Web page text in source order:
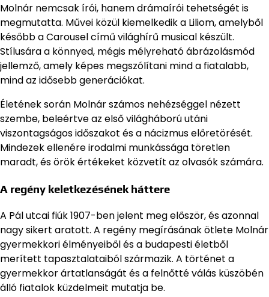
Molnár nemcsak írói, hanem drámaírói tehetségét is
megmutatta. Művei közül kiemelkedik a Liliom, amelyből
később a Carousel című világhírű musical készült.
Stílusára a könnyed, mégis mélyreható ábrázolásmód
jellemző, amely képes megszólítani mind a fiatalabb,
mind az idősebb generációkat.
Életének során Molnár számos nehézséggel nézett
szembe, beleértve az első világháború utáni
viszontagságos időszakot és a nácizmus előretörését.
Mindezek ellenére irodalmi munkássága töretlen
maradt, és örök értékeket közvetít az olvasók számára.
A regény keletkezésének háttere
A Pál utcai fiúk 1907-ben jelent meg először, és azonnal
nagy sikert aratott. A regény megírásának ötlete Molnár
gyermekkori élményeiből és a budapesti életből
merített tapasztalataiból származik. A történet a
gyermekkor ártatlanságát és a felnőtté válás küszöbén
álló fiatalok küzdelmeit mutatja be.